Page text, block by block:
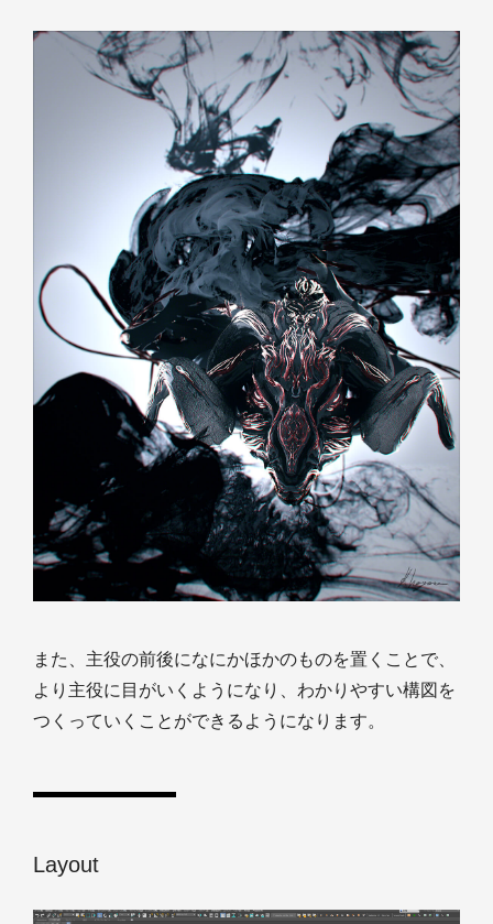
また、主役の前後になにかほかのものを置くことで、
より主役に目がいくようになり、わかりやすい構図を
つくっていくことができるようになります。
Layout